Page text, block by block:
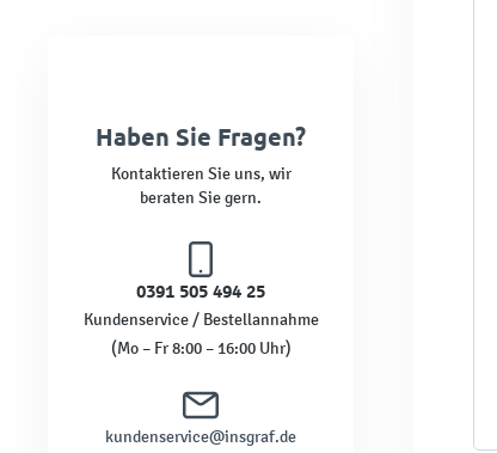
Haben Sie Fragen?
Kontaktieren Sie uns, wir
beraten Sie gern.
0391 505 494 25
Kundenservice / Bestellannahme
(Mo – Fr 8:00 – 16:00 Uhr)
kundenservice@insgraf.de